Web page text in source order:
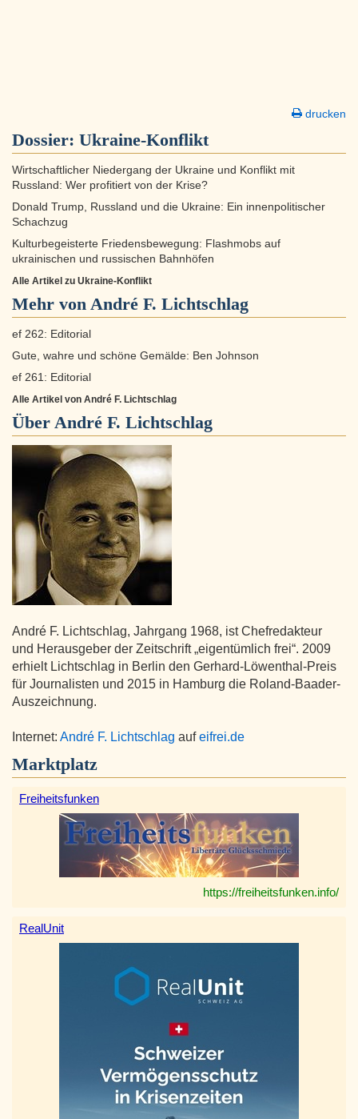
drucken
Dossier: Ukraine-Konflikt
Wirtschaftlicher Niedergang der Ukraine und Konflikt mit
Russland: Wer profitiert von der Krise?
Donald Trump, Russland und die Ukraine: Ein innenpolitischer
Schachzug
Kulturbegeisterte Friedensbewegung: Flashmobs auf
ukrainischen und russischen Bahnhöfen
Alle Artikel zu Ukraine-Konflikt
Mehr von André F. Lichtschlag
ef 262: Editorial
Gute, wahre und schöne Gemälde: Ben Johnson
ef 261: Editorial
Alle Artikel von André F. Lichtschlag
Über André F. Lichtschlag
André F. Lichtschlag, Jahrgang 1968, ist Chefredakteur
und Herausgeber der Zeitschrift „eigentümlich frei“. 2009
erhielt Lichtschlag in Berlin den Gerhard-Löwenthal-Preis
für Journalisten und 2015 in Hamburg die Roland-Baader-
Auszeichnung.
Internet: André F. Lichtschlag aufeifrei.de
Marktplatz
Freiheitsfunken
https://freiheitsfunken.info/
RealUnit